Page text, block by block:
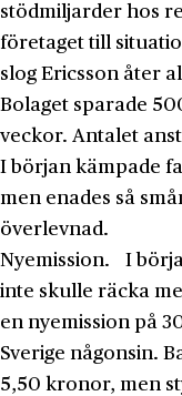
stödmiljarder hos
företaget till
slog Ericsson åter
Bolaget sparade
veckor. Antalet
I början kämpade
men enades så
överlevnad.
Nyemission.
I
inte skulle räcka
en nyemission på
Sverige någonsin.
5,50 kronor, men